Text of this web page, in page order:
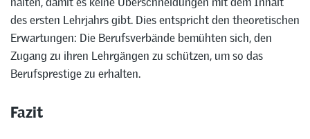
des ersten Lehrjahrs gibt. Dies entspricht den theoretischen
Erwartungen: Die Berufsverbände bemühten sich, den
Zugang zu ihren Lehrgängen zu schützen, um so das
Berufsprestige zu erhalten.
Fazit